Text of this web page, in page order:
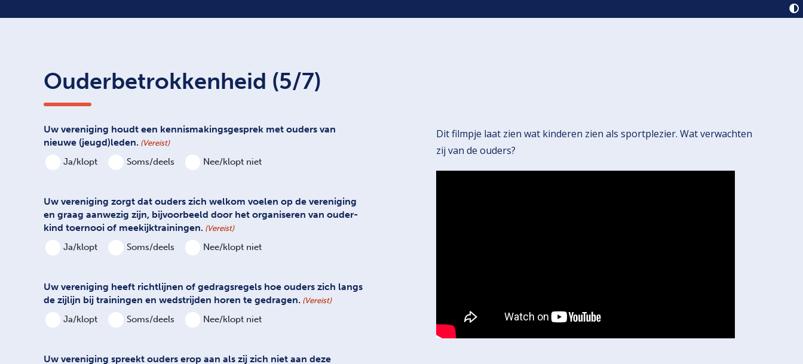
Ouderbetrokkenheid (5/7)
Uw vereniging houdt een kennismakingsgesprek met ouders van
nieuwe (jeugd)leden. (Vereist)
Ja/klopt Soms/deels Nee/klopt niet
Uw vereniging zorgt dat ouders zich welkom voelen op de vereniging
en graag aanwezig zijn, bijvoorbeeld door het organiseren van ouder-
kind toernooi of meekijktrainingen. (Vereist)
Ja/klopt Soms/deels Nee/klopt niet
Uw vereniging heeft richtlijnen of gedragsregels hoe ouders zich langs
de zijlijn bij trainingen en wedstrijden horen te gedragen. (Vereist)
Ja/klopt Soms/deels Nee/klopt niet
Uw vereniging spreekt ouders erop aan als zij zich niet aan deze
Dit filmpje laat zien wat kinderen zien als sportplezier. Wat verwachten
zij van de ouders?